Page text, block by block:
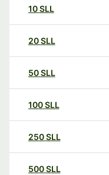
10SLL
20SLL
50SLL
100SLL
250SLL
500SLL